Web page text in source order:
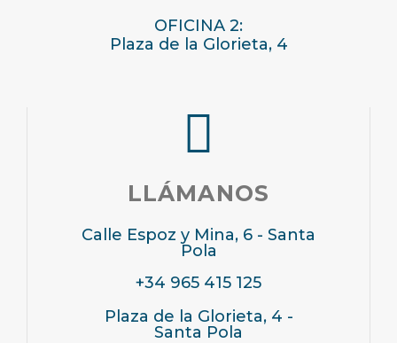
OFICINA 2:
Plaza de la Glorieta, 4
LLÁMANOS
Calle Espoz y Mina, 6 - Santa
Pola
+34 965 415 125
Plaza de la Glorieta, 4 -
Santa Pola